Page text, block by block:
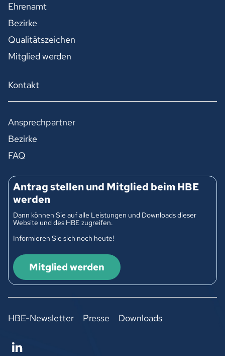
Ehrenamt
Bezirke
Qualitätszeichen
Mitglied werden
Kontakt
Ansprechpartner
Bezirke
FAQ
Antrag stellen und Mitglied beim HBE
werden
Dann können Sie auf alle Leistungen und Downloads dieser
Website und des HBE zugreifen.
Informieren Sie sich noch heute!
Mitglied werden
HBE-Newsletter Presse Downloads